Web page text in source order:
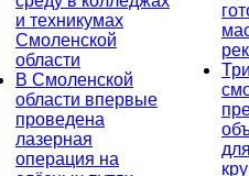
и техникумах
Смоленской
области
В Смоленской
области впервые
проведена
лазерная
операция на